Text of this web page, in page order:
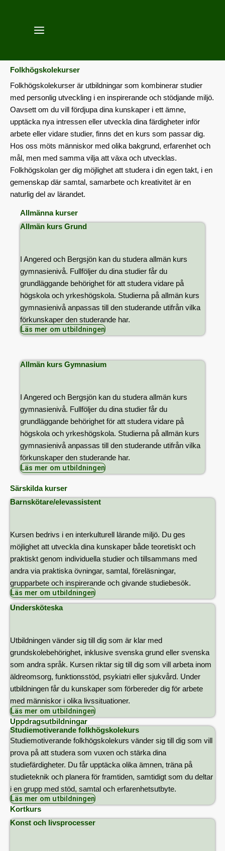
Folkhögskolekurser
Folkhögskolekurser är utbildningar som kombinerar studier
med personlig utveckling i en inspirerande och stödjande miljö.
Oavsett om du vill fördjupa dina kunskaper i ett ämne,
upptäcka nya intressen eller utveckla dina färdigheter inför
arbete eller vidare studier, finns det en kurs som passar dig.
Hos oss möts människor med olika bakgrund, erfarenhet och
mål, men med samma vilja att växa och utvecklas.
Folkhögskolan ger dig möjlighet att studera i din egen takt, i en
gemenskap där samtal, samarbete och kreativitet är en
naturlig del av lärandet.
Allmänna kurser
Allmän kurs Grund
I Angered och Bergsjön kan du studera allmän kurs
gymnasienivå. Fullföljer du dina studier får du
grundläggande behörighet för att studera vidare på
högskola och yrkeshögskola. Studierna på allmän kurs
gymnasienivå anpassas till den studerande utifrån vilka
förkunskaper den studerande har.
Läs mer om utbildningen
Allmän kurs Gymnasium
I Angered och Bergsjön kan du studera allmän kurs
gymnasienivå. Fullföljer du dina studier får du
grundläggande behörighet för att studera vidare på
högskola och yrkeshögskola. Studierna på allmän kurs
gymnasienivå anpassas till den studerande utifrån vilka
förkunskaper den studerande har.
Läs mer om utbildningen
Särskilda kurser
Barnskötare/elevassistent
Kursen bedrivs i en interkulturell lärande miljö. Du ges
möjlighet att utveckla dina kunskaper både teoretiskt och
praktiskt genom individuella studier och tillsammans med
andra via praktiska övningar, samtal, föreläsningar,
grupparbete och inspirerande och givande studiebesök.
Läs mer om utbildningen
Undersköteska
Utbildningen vänder sig till dig som är klar med
grundskolebehörighet, inklusive svenska grund eller svenska
som andra språk. Kursen riktar sig till dig som vill arbeta inom
äldreomsorg, funktionsstöd, psykiatri eller sjukvård. Under
utbildningen får du kunskaper som förbereder dig för arbete
med människor i olika livssituationer.
Läs mer om utbildningen
Uppdragsutbildningar
Studiemotiverande folkhögskolekurs
Studiemotiverande folkhögskolekurs vänder sig till dig som vill
prova på att studera som vuxen och stärka dina
studiefärdigheter. Du får upptäcka olika ämnen, träna på
studieteknik och planera för framtiden, samtidigt som du deltar
i en grupp med stöd, samtal och erfarenhetsutbyte.
Läs mer om utbildningen
Kortkurs
Konst och livsprocesser